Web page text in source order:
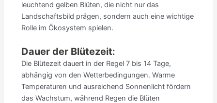
leuchtend gelben Blüten, die nicht nur das
Landschaftsbild prägen, sondern auch eine wichtige
Rolle im Ökosystem spielen.
Dauer der Blütezeit:
Die Blütezeit dauert in der Regel 7 bis 14 Tage,
abhängig von den Wetterbedingungen. Warme
Temperaturen und ausreichend Sonnenlicht fördern
das Wachstum, während Regen die Blüten